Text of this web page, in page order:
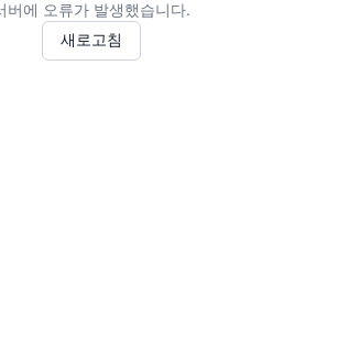
버에 오류가 발생했습니다.
새로고침